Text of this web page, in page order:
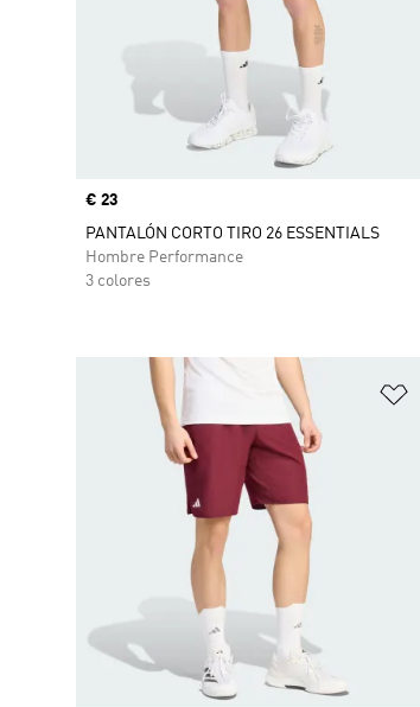
Precio
€ 23
PANTALÓN CORTO TIRO 26 ESSENTIALS
Hombre Performance
3 colores